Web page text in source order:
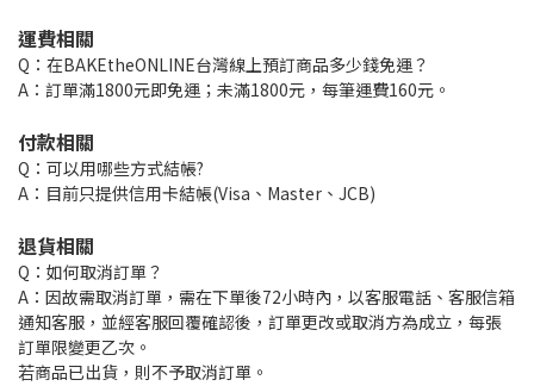
運費相關
Q：在BAKEtheONLINE台灣線上預訂商品多少錢免運？
A：訂單滿1800元即免運；未滿1800元，每筆運費160元。
付款相關
Q：可以用哪些方式結帳?
A：目前只提供信用卡結帳(Visa、Master、JCB)
退貨相關
Q：如何取消訂單？
A：因故需取消訂單，需在下單後72小時內，以客服電話、客服信箱
通知客服，並經客服回覆確認後，訂單更改或取消方為成立，每張
訂單限變更乙次。
若商品已出貨，則不予取消訂單。